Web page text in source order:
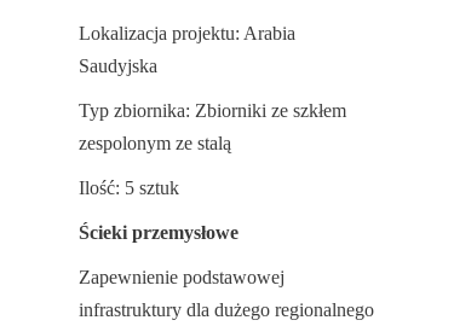
Lokalizacja projektu: Arabia
Saudyjska
Typ zbiornika: Zbiorniki ze szkłem
zespolonym ze stalą
Ilość: 5 sztuk
Ścieki przemysłowe
Zapewnienie podstawowej
infrastruktury dla dużego regionalnego